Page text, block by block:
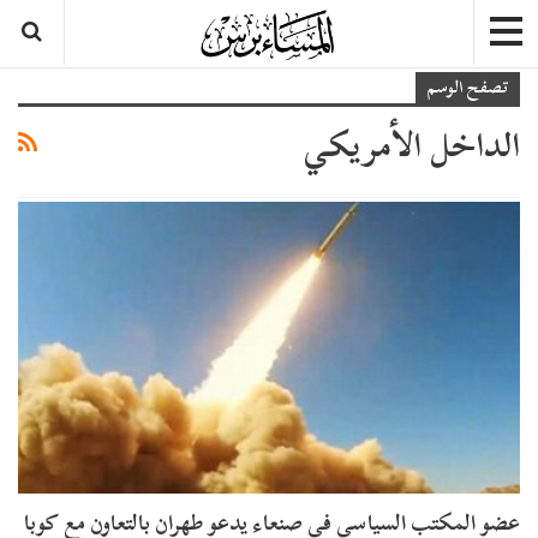
تصفح الوسم
الداخل الأمريكي
عضو المكتب السياسي في صنعاء يدعو طهران بالتعاون مع كوبا